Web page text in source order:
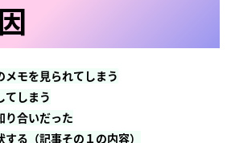
メモを見られてしまう
てしまう
り合いだった
る（記事その１の内容）